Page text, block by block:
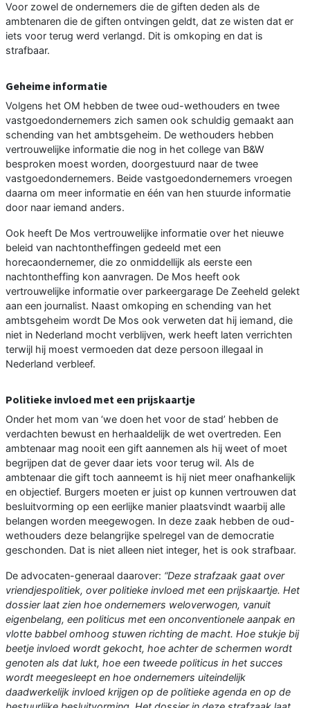
Voor zowel de ondernemers die de giften deden als de
ambtenaren die de giften ontvingen geldt, dat ze wisten dat er
iets voor terug werd verlangd. Dit is omkoping en dat is
strafbaar.
Geheime informatie
Volgens het OM hebben de twee oud-wethouders en twee
vastgoedondernemers zich samen ook schuldig gemaakt aan
schending van het ambtsgeheim. De wethouders hebben
vertrouwelijke informatie die nog in het college van B&W
besproken moest worden, doorgestuurd naar de twee
vastgoedondernemers. Beide vastgoedondernemers vroegen
daarna om meer informatie en één van hen stuurde informatie
door naar iemand anders.
Ook heeft De Mos vertrouwelijke informatie over het nieuwe
beleid van nachtontheffingen gedeeld met een
horecaondernemer, die zo onmiddellijk als eerste een
nachtontheffing kon aanvragen. De Mos heeft ook
vertrouwelijke informatie over parkeergarage De Zeeheld gelekt
aan een journalist. Naast omkoping en schending van het
ambtsgeheim wordt De Mos ook verweten dat hij iemand, die
niet in Nederland mocht verblijven, werk heeft laten verrichten
terwijl hij moest vermoeden dat deze persoon illegaal in
Nederland verbleef.
Politieke invloed met een prijskaartje
Onder het mom van ‘we doen het voor de stad’ hebben de
verdachten bewust en herhaaldelijk de wet overtreden. Een
ambtenaar mag nooit een gift aannemen als hij weet of moet
begrijpen dat de gever daar iets voor terug wil. Als de
ambtenaar die gift toch aanneemt is hij niet meer onafhankelijk
en objectief. Burgers moeten er juist op kunnen vertrouwen dat
besluitvorming op een eerlijke manier plaatsvindt waarbij alle
belangen worden meegewogen. In deze zaak hebben de oud-
wethouders deze belangrijke spelregel van de democratie
geschonden. Dat is niet alleen niet integer, het is ook strafbaar.
De advocaten-generaal daarover: “Deze strafzaak gaat over
vriendjespolitiek, over politieke invloed met een prijskaartje. Het
dossier laat zien hoe ondernemers weloverwogen, vanuit
eigenbelang, een politicus met een onconventionele aanpak en
vlotte babbel omhoog stuwen richting de macht. Hoe stukje bij
beetje invloed wordt gekocht, hoe achter de schermen wordt
genoten als dat lukt, hoe een tweede politicus in het succes
wordt meegesleept en hoe ondernemers uiteindelijk
daadwerkelijk invloed krijgen op de politieke agenda en op de